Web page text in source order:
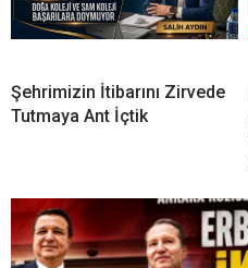
Şehrimizin İtibarını Zirvede
Tutmaya Ant İçtik